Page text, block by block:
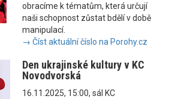
obracíme k tématům, která určují
naši schopnost zůstat bdělí v době
manipulací.
→ Číst aktuální číslo na Porohy.cz
Den ukrajinské kultury v KC
Novodvorská
16.11.2025, 15:00, sál KC